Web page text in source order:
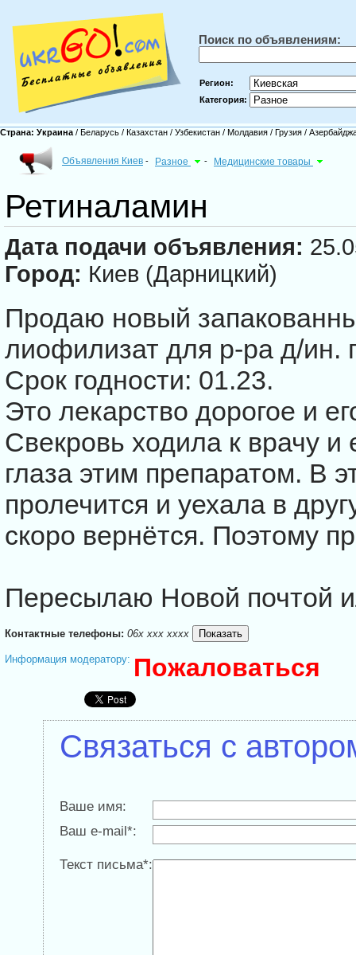
Поиск по объявлениям:
Регион:
Категория:
Страна: Украина / Беларусь / Казахстан / Узбекистан / Молдавия / Грузия /
Объявления Киев - Разное - Медицинские товары
Ретиналамин
Дата подачи объявления:
Город: Киев (Дарницкий)
Продаю новый
лиофилизат для р-ра д/
Срок годности: 01.23.
Это лекарство дорогое и
Свекровь ходила к врачу
глаза этим препаратом. В
пролечится и уехала в
скоро вернётся. Поэтому
Пересылаю Новой почтой
Контактные телефоны: 06x xxx xxxx
Информация модератору: Пожаловаться
Связаться с
Ваше имя:
Ваш e-mail*:
Текст письма*: